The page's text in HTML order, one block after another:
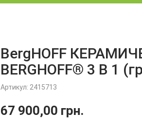
BergHOFF
BERGHOFF® 3 В 1
Артикул: 2415713
67 900,00 грн.